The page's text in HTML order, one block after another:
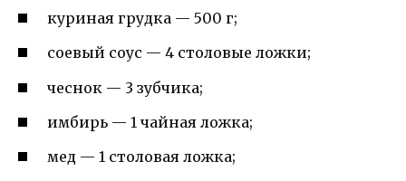
куриная грудка — 500 г;
соевый соус — 4 столовые ложки;
чеснок — 3 зубчика;
имбирь — 1 чайная ложка;
мед — 1 столовая ложка;